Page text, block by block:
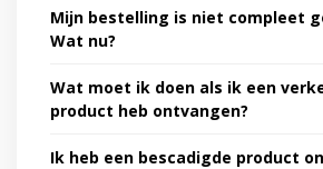
Mijn bestelling is niet compleet
Wat nu?
Wat moet ik doen als ik een
product heb ontvangen?
Ik heb een bescadigde product